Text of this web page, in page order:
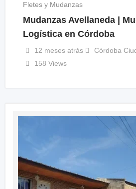
Fletes y Mudanzas
Mudanzas Avellaneda |
Logística en Córdoba
12 meses atrás Córdoba
158 Views